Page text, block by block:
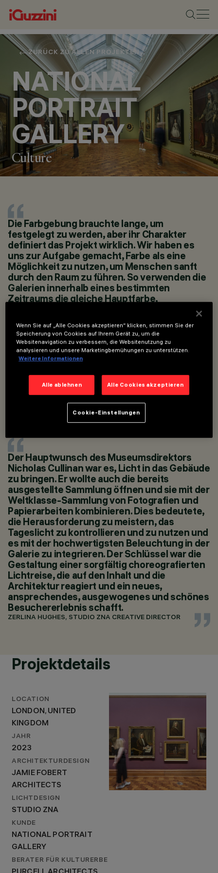
ZURÜCK ZU ALLEN PROJEKTEN
NATIONAL
PORTRAIT
GALLERY
Culture
KINGDOM
JAHR
2023
ARCHITEKTURDESIGN
JAMIE FOBERT
ARCHITECTS
LICHTDESIGN
STUDIO ZNA
Die Farbgebung brauchte lange, um
festgelegt zu werden, aber ihr Charakter
definiert das Projekt wirklich. Wir haben es
uns zur Aufgabe gemacht, Farbe als eine
Möglichkeit zu nutzen, um Menschen sanft
durch den Raum zu führen. So verwenden die
Galerien innerhalb eines bestimmten
Zeitraums die gleiche Hauptfarbe,
verschieben sich aber auch tonal durch die
Räume innerhalb jeder Zeitgruppe. Wir haben
uns von dem Thorvaldsens Museum in
Kopenhagen, Dänemark, für dieses Prinzip
inspirieren lassen, wo gesättigte Farben für
die dortigen Galerien verwendet werden.
PIPPA NISSEN, NISSEN RICHARD STUDIO DIRECTOR
Der Hauptwunsch des Museumsdirektors
Nicholas Cullinan war es, Licht in das Gebäude
zu bringen. Er wollte auch die bereits
ausgestellte Sammlung öffnen und sie mit der
Weltklasse-Sammlung von Fotografien und
Papierarbeiten kombinieren. Dies bedeutete,
die Herausforderung zu meistern, das
Tageslicht zu kontrollieren und zu nutzen und
es mit der hochwertigsten Beleuchtung in der
Galerie zu integrieren. Der Schlüssel war die
Gestaltung einer sorgfältig choreografierten
Lichtreise, die auf den Inhalt und die
Architektur reagiert und ein neues,
ansprechendes, ausgewogenes und schönes
Besuchererlebnis schafft.
ZERLINA HUGHES, STUDIO ZNA CREATIVE DIRECTOR
Projektdetails
LOCATION
LONDON, UNITED
KINGDOM
JAHR
2023
ARCHITEKTURDESIGN
JAMIE FOBERT
ARCHITECTS
LICHTDESIGN
STUDIO ZNA
KUNDE
NATIONAL PORTRAIT
GALLERY
BERATER FÜR KULTURERBE
Wenn Sie auf „Alle Cookies akzeptieren“ klicken, stimmen Sie der
Speicherung von Cookies auf Ihrem Gerät zu, um die
Websitenavigation zu verbessern, die Websitenutzung zu
analysieren und unsere Marketingbemühungen zu unterstützen.
Weitere Informationen
Alle ablehnen Alle Cookies akzeptieren
Cookie-Einstellungen